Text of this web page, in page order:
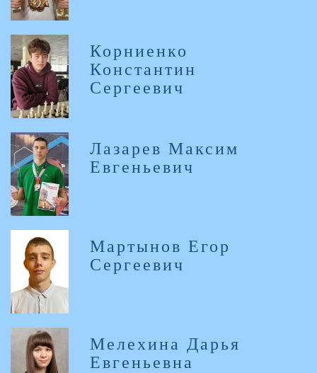
Корниенко
Константин
Сергеевич
Лазарев Максим
Евгеньевич
Мартынов Егор
Сергеевич
Мелехина Дарья
Евгеньевна